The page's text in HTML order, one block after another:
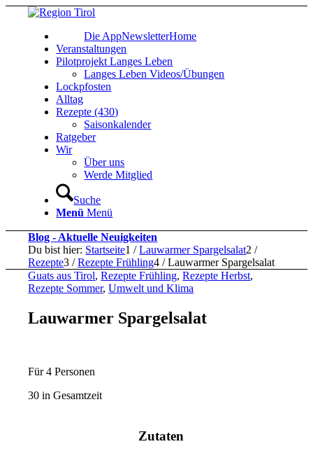
Home
Die AppNewsletter
Veranstaltungen
Pilotprojekt Langes Leben
Langes Leben Videos/Übungen
Lockpfosten
Alltag
Rezepte (430)
Saisonkalender
Ratgeber
Wir
Über uns
Werde Mitglied
Suche
Menü Menü
Blog - Aktuelle Neuigkeiten
Du bist hier: Startseite1 / Lauwarmer Spargelsalat2 /
Rezepte3 / Rezepte Frühling4 / Lauwarmer Spargelsalat
Guats aus Tirol,Rezepte Frühling,Rezepte Herbst,
Rezepte Sommer,Umwelt und Klima
Lauwarmer Spargelsalat
Für 4 Personen
30 in Gesamtzeit
Zutaten